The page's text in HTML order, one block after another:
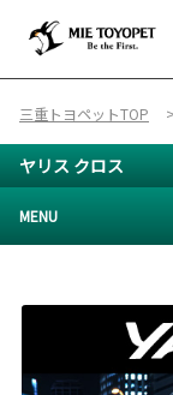
三重トヨペットTOP
ヤリス クロス
MENU